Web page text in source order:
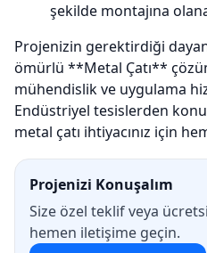
şekilde montajına
Projenizin gerektirdiği
ömürlü **Metal Çatı**
mühendislik ve uygulama
Endüstriyel tesislerden
metal çatı ihtiyacınız için
Projenizi Konuşalım
Size özel teklif veya
hemen iletişime geçin.